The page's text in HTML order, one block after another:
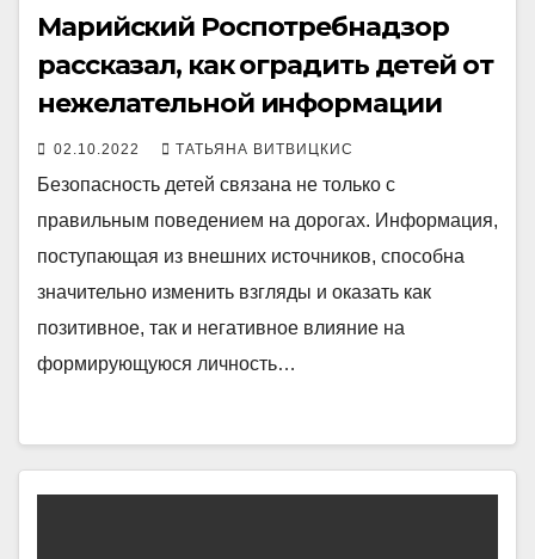
Марийский Роспотребнадзор
рассказал, как оградить детей от
нежелательной информации
02.10.2022 ТАТЬЯНА ВИТВИЦКИС
Безопасность детей связана не только с
правильным поведением на дорогах. Информация,
поступающая из внешних источников, способна
значительно изменить взгляды и оказать как
позитивное, так и негативное влияние на
формирующуюся личность…